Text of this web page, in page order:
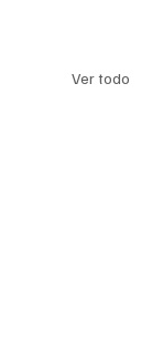
Ver todo